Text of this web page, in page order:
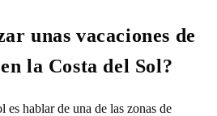
unas vacaciones de
la Costa del Sol?
es hablar de una de las zonas de